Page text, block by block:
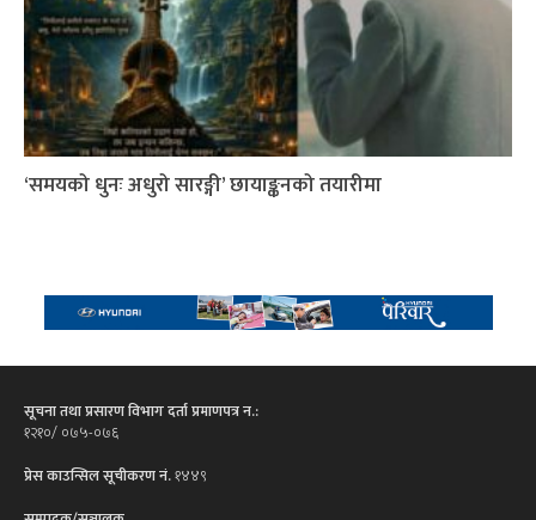
‘समयको धुनः अधुरो सारङ्गी’ छायाङ्कनको तयारीमा
सूचना तथा प्रसारण विभाग दर्ता प्रमाणपत्र न.:
१२१०/ ०७५-०७६
प्रेस काउन्सिल सूचीकरण नं.१४४९